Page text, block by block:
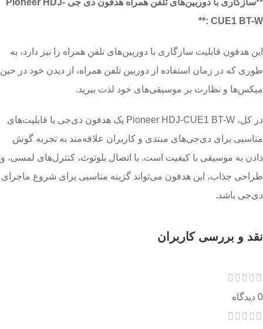
**سازگاری با دوربین‌های تلفن همراه هدفون دی جی Pioneer HDJ-
CUE1 BT-W :**
این هدفون قابلیت سازگاری با دوربین‌های تلفن همراه را نیز دارد، به
طوری که در زمان استفاده از دوربین تلفن همراه، از دیدن خود در حین
میکس‌ها و نظارت بر موسیقی‌های خود لذت ببرید.
در کل، Pioneer HDJ-CUE1 BT-W یک هدفون دی‌جی با قابلیت‌های
مناسبی برای دی‌جی‌های مبتدی و کاربران علاقه‌مند به تجربه گوش
دادن به موسیقی با کیفیت است. با اتصال بلوتوث، کنترل‌های لمسی، و
طراحی جذاب، این هدفون می‌تواند گزینه مناسبی برای شروع ماجرای
دی‌جی‌ باشد.
نقد و بررسی کاربران
0 دیدگاه